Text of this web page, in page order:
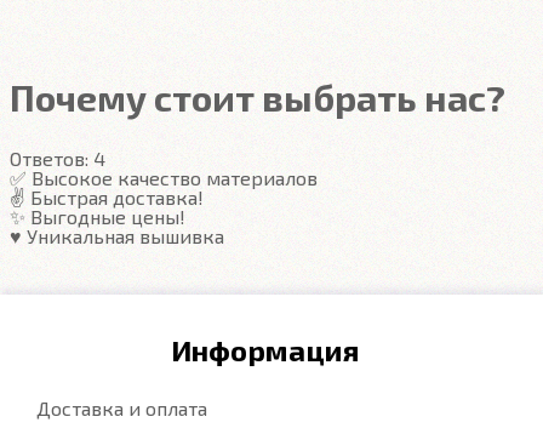
Почему стоит выбрать нас?
Ответов: 4
✅ Высокое качество материалов
✌️ Быстрая доставка!
✨ Выгодные цены!
♥️ Уникальная вышивка
Информация
Доставка и оплата